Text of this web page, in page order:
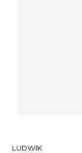
LUDWIK